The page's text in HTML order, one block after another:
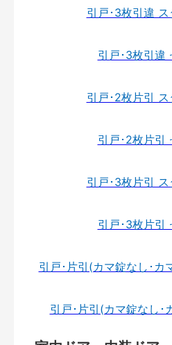
引戸･3枚引違 ス
引戸･3枚引違
引戸･2枚片引 ス
引戸･2枚片引
引戸･3枚片引 ス
引戸･3枚片引
引戸･片引(カマ錠なし･カ
引戸･片引(カマ錠なし･